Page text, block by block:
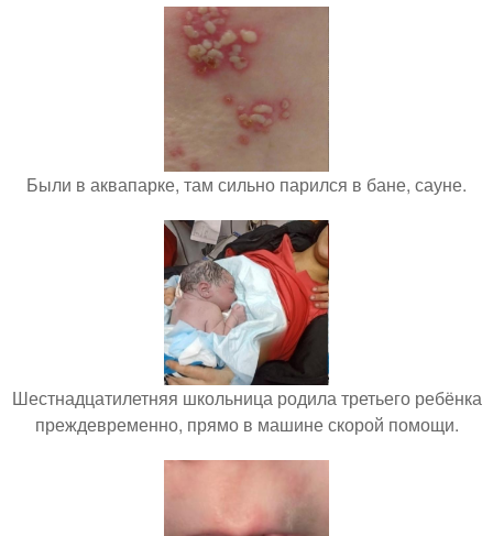
Были в аквапарке, там сильно парился в бане, сауне.
Шестнадцатилетняя школьница родила третьего ребёнка
преждевременно, прямо в машине скорой помощи.